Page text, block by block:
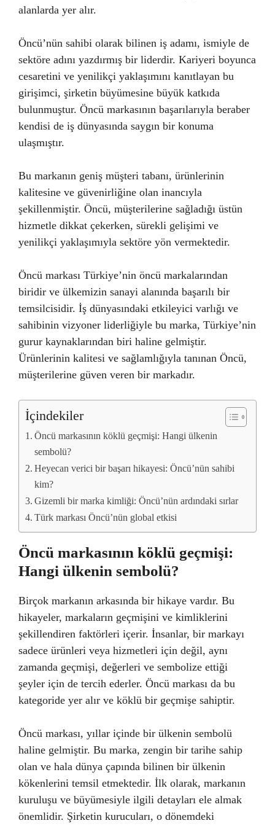
alanlarda yer alır.
Öncü’nün sahibi olarak bilinen iş adamı, ismiyle de
sektöre adını yazdırmış bir liderdir. Kariyeri boyunca
cesaretini ve yenilikçi yaklaşımını kanıtlayan bu
girişimci, şirketin büyümesine büyük katkıda
bulunmuştur. Öncü markasının başarılarıyla beraber
kendisi de iş dünyasında saygın bir konuma
ulaşmıştır.
Bu markanın geniş müşteri tabanı, ürünlerinin
kalitesine ve güvenirliğine olan inancıyla
şekillenmiştir. Öncü, müşterilerine sağladığı üstün
hizmetle dikkat çekerken, sürekli gelişimi ve
yenilikçi yaklaşımıyla sektöre yön vermektedir.
Öncü markası Türkiye’nin öncü markalarından
biridir ve ülkemizin sanayi alanında başarılı bir
temsilcisidir. İş dünyasındaki etkileyici varlığı ve
sahibinin vizyoner liderliğiyle bu marka, Türkiye’nin
gurur kaynaklarından biri haline gelmiştir.
Ürünlerinin kalitesi ve sağlamlığıyla tanınan Öncü,
müşterilerine güven veren bir markadır.
İçindekiler
Öncü markasının köklü geçmişi: Hangi ülkenin
sembolü?
Heyecan verici bir başarı hikayesi: Öncü’nün sahibi
kim?
Gizemli bir marka kimliği: Öncü’nün ardındaki sırlar
Türk markası Öncü’nün global etkisi
Öncü markasının köklü geçmişi:
Hangi ülkenin sembolü?
Birçok markanın arkasında bir hikaye vardır. Bu
hikayeler, markaların geçmişini ve kimliklerini
şekillendiren faktörleri içerir. İnsanlar, bir markayı
sadece ürünleri veya hizmetleri için değil, aynı
zamanda geçmişi, değerleri ve sembolize ettiği
şeyler için de tercih ederler. Öncü markası da bu
kategoride yer alır ve köklü bir geçmişe sahiptir.
Öncü markası, yıllar içinde bir ülkenin sembolü
haline gelmiştir. Bu marka, zengin bir tarihe sahip
olan ve hala dünya çapında bilinen bir ülkenin
kökenlerini temsil etmektedir. İlk olarak, markanın
kuruluşu ve büyümesiyle ilgili detayları ele almak
önemlidir. Şirketin kurucuları, o dönemdeki